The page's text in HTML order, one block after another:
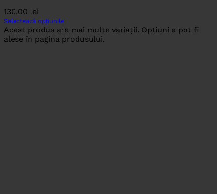
130.00 lei
Selectează opțiunile
Acest produs are mai multe variații. Opțiunile pot fi
alese în pagina produsului.